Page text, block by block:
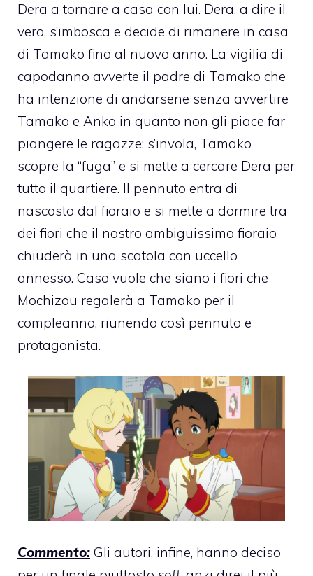
Dera a tornare a casa con lui. Dera, a dire il
vero, s’imbosca e decide di rimanere in casa
di Tamako fino al nuovo anno. La vigilia di
capodanno avverte il padre di Tamako che
ha intenzione di andarsene senza avvertire
Tamako e Anko in quanto non gli piace far
piangere le ragazze; s’invola, Tamako
scopre la “fuga” e si mette a cercare Dera per
tutto il quartiere. Il pennuto entra di
nascosto dal fioraio e si mette a dormire tra
dei fiori che il nostro ambiguissimo fioraio
chiuderà in una scatola con uccello
annesso. Caso vuole che siano i fiori che
Mochizou regalerà a Tamako per il
compleanno, riunendo così pennuto e
protagonista.
Commento: Gli autori, infine, hanno deciso